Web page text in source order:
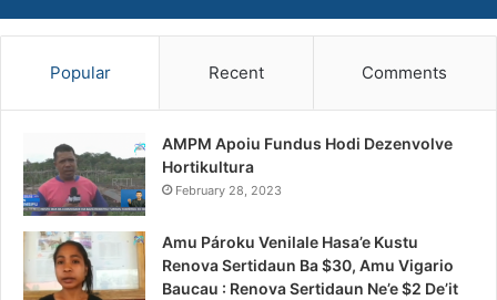
Popular Recent Comments
AMPM Apoiu Fundus Hodi Dezenvolve
Hortikultura
February 28, 2023
Amu Pároku Venilale Hasa’e Kustu
Renova Sertidaun Ba $30, Amu Vigario
Baucau : Renova Sertidaun Ne’e $2 De’it